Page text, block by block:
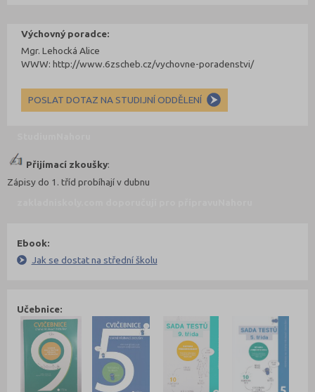
Výchovný poradce:
Mgr. Lehocká Alice
WWW: http://www.6zscheb.cz/vychovne-poradenstvi/
POSLAT DOTAZ NA STUDIJNÍ ODDĚLENÍ
Přijímací zkoušky:
Zápisy do 1. tříd probíhají v dubnu
Ebook:
Jak se dostat na střední školu
Učebnice: